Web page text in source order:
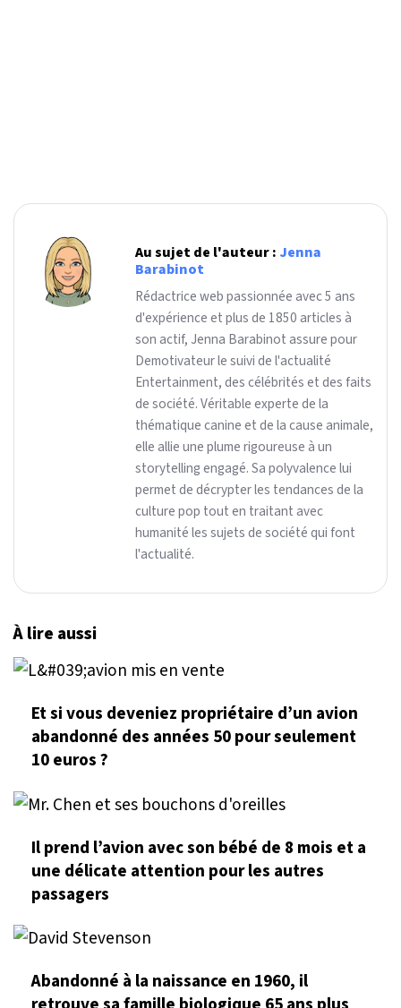
Au sujet de l'auteur : Jenna
Barabinot
Rédactrice web passionnée avec 5 ans
d'expérience et plus de 1850 articles à
son actif, Jenna Barabinot assure pour
Demotivateur le suivi de l'actualité
Entertainment, des célébrités et des faits
de société. Véritable experte de la
thématique canine et de la cause animale,
elle allie une plume rigoureuse à un
storytelling engagé. Sa polyvalence lui
permet de décrypter les tendances de la
culture pop tout en traitant avec
humanité les sujets de société qui font
l'actualité.
À lire aussi
Et si vous deveniez propriétaire d’un avion
abandonné des années 50 pour seulement
10 euros ?
Il prend l’avion avec son bébé de 8 mois et a
une délicate attention pour les autres
passagers
Abandonné à la naissance en 1960, il